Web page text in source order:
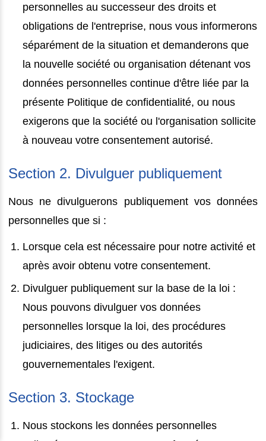
personnelles au successeur des droits et
obligations de l'entreprise, nous vous informerons
séparément de la situation et demanderons que
la nouvelle société ou organisation détenant vos
données personnelles continue d'être liée par la
présente Politique de confidentialité, ou nous
exigerons que la société ou l'organisation sollicite
à nouveau votre consentement autorisé.
Section 2. Divulguer publiquement
Nous ne divulguerons publiquement vos données
personnelles que si :
Lorsque cela est nécessaire pour notre activité et
après avoir obtenu votre consentement.
Divulguer publiquement sur la base de la loi :
Nous pouvons divulguer vos données
personnelles lorsque la loi, des procédures
judiciaires, des litiges ou des autorités
gouvernementales l'exigent.
Section 3. Stockage
Nous stockons les données personnelles